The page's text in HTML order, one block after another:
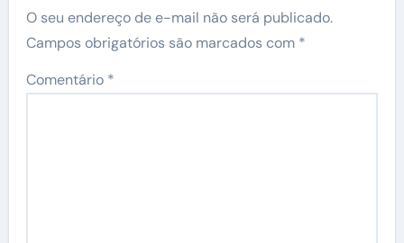
O seu endereço de e-mail não será publicado.
Campos obrigatórios são marcados com *
Comentário *